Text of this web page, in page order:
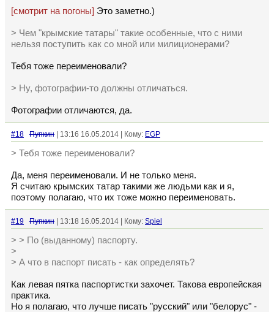
[смотрит на погоны] Это заметно.)
> Чем "крымские татары" такие особенные, что с ними
нельзя поступить как со мной или милиционерами?
Тебя тоже переименовали?
> Ну, фотографии-то должны отличаться.
Фотографии отличаются, да.
#18 Пупкин | 13:16 16.05.2014 | Кому: EGP
> Тебя тоже переименовали?
Да, меня переименовали. И не только меня.
Я считаю крымских татар такими же людьми как и я,
поэтому полагаю, что их тоже можно переименовать.
#19 Пупкин | 13:18 16.05.2014 | Кому: Spiel
> > По (выданному) паспорту.
>
> А что в паспорт писать - как определять?
Как левая пятка паспортистки захочет. Такова европейская
практика.
Но я полагаю, что лучше писать "русский" или "белорус" -